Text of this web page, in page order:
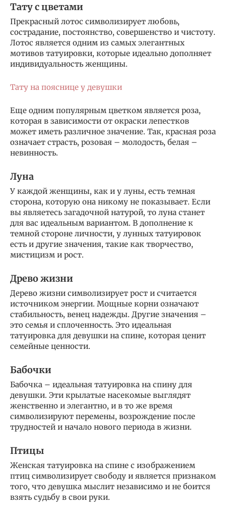
Тату с цветами
Прекрасный лотос символизирует любовь,
сострадание, постоянство, совершенство и чистоту.
Лотос является одним из самых элегантных
мотивов татуировки, которые идеально дополняет
индивидуальность женщины.
Тату на пояснице у девушки
Еще одним популярным цветком является роза,
которая в зависимости от окраски лепестков
может иметь различное значение. Так, красная роза
означает страсть, розовая – молодость, белая –
невинность.
Луна
У каждой женщины, как и у луны, есть темная
сторона, которую она никому не показывает. Если
вы являетесь загадочной натурой, то луна станет
для вас идеальным вариантом. В дополнение к
темной стороне личности, у лунных татуировок
есть и другие значения, такие как творчество,
мистицизм и рост.
Древо жизни
Дерево жизни символизирует рост и считается
источником энергии. Мощные корни означают
стабильность, венец надежды. Другие значения –
это семья и сплоченность. Это идеальная
татуировка для девушки на спине, которая ценит
семейные ценности.
Бабочки
Бабочка – идеальная татуировка на спину для
девушки. Эти крылатые насекомые выглядят
женственно и элегантно, и в то же время
символизируют перемены, возрождение после
трудностей и начало нового периода в жизни.
Птицы
Женская татуировка на спине с изображением
птиц символизирует свободу и является признаком
того, что девушка мыслит независимо и не боится
взять судьбу в свои руки.